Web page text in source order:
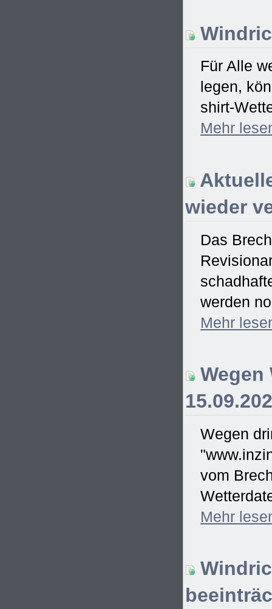
Für Alle
legen,
shirt-
Mehr
wieder
Das
werden
Mehr
Wegen
vom
Mehr